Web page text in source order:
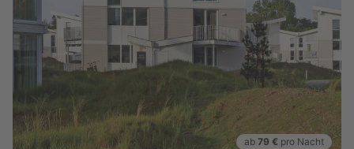
ab 79 € pro Nacht